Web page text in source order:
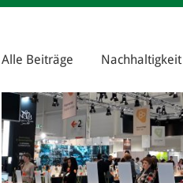
Alle Beiträge Nachhaltigkeit